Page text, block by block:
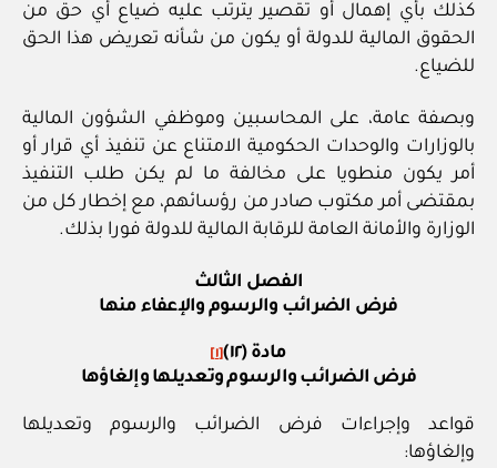
كذلك بأي إهمال أو تقصير يترتب عليه ضياع أي حق من
الحقوق المالية للدولة أو يكون من شأنه تعريض هذا الحق
للضياع.
وبصفة عامة، على المحاسبين وموظفي الشؤون المالية
بالوزارات والوحدات الحكومية الامتناع عن تنفيذ أي قرار أو
أمر يكون منطويا على مخالفة ما لم يكن طلب التنفيذ
بمقتضى أمر مكتوب صادر من رؤسائهم، مع إخطار كل من
الوزارة والأمانة العامة للرقابة المالية للدولة فورا بذلك.
الفصل الثالث
فرض الضرائب والرسوم والإعفاء منها
مادة (١٢) [١]
فرض الضرائب والرسوم وتعديلها وإلغاؤها
قواعد وإجراءات فرض الضرائب والرسوم وتعديلها
وإلغاؤها: